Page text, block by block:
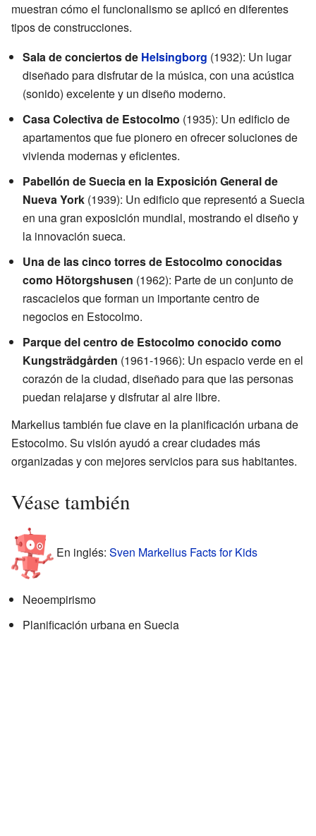
muestran cómo el funcionalismo se aplicó en diferentes
tipos de construcciones.
Sala de conciertos de Helsingborg (1932): Un lugar
diseñado para disfrutar de la música, con una acústica
(sonido) excelente y un diseño moderno.
Casa Colectiva de Estocolmo (1935): Un edificio de
apartamentos que fue pionero en ofrecer soluciones de
vivienda modernas y eficientes.
Pabellón de Suecia en la Exposición General de
Nueva York (1939): Un edificio que representó a Suecia
en una gran exposición mundial, mostrando el diseño y
la innovación sueca.
Una de las cinco torres de Estocolmo conocidas
como Hötorgshusen (1962): Parte de un conjunto de
rascacielos que forman un importante centro de
negocios en Estocolmo.
Parque del centro de Estocolmo conocido como
Kungsträdgården (1961-1966): Un espacio verde en el
corazón de la ciudad, diseñado para que las personas
puedan relajarse y disfrutar al aire libre.
Markelius también fue clave en la planificación urbana de
Estocolmo. Su visión ayudó a crear ciudades más
organizadas y con mejores servicios para sus habitantes.
Véase también
En inglés: Sven Markelius Facts for Kids
Neoempirismo
Planificación urbana en Suecia